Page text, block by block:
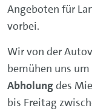
Angeboten für
vorbei.
Wir von der
bemühen uns
Abholungdes
bis Freitag